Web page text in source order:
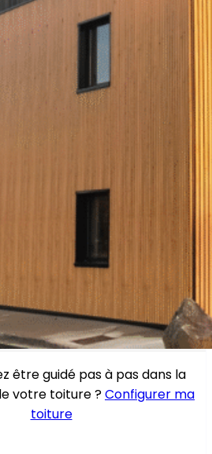
être guidé pas à pas dans la
votre toiture ?Configurer ma
toiture